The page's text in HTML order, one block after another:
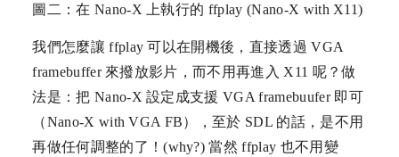
圖二：在 Nano-X 上執行的 ffplay (Nano-X with X11)
我們怎麼讓 ffplay 可以在開機後，直接透過 VGA
framebuffer 來撥放影片，而不用再進入 X11 呢？做
法是：把 Nano-X 設定成支援 VGA framebuufer 即可
（Nano-X with VGA FB），至於 SDL 的話，是不用
再做任何調整的了！(why?) 當然 ffplay 也不用變